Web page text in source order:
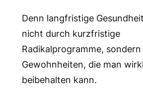
Denn langfristige
nicht durch kurzfristige
Radikalprogramme,
Gewohnheiten, die man
beibehalten kann.